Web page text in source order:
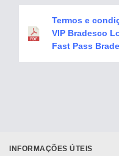
Termos e
VIP Bradesco
Fast Pass
INFORMAÇÕES ÚTEIS